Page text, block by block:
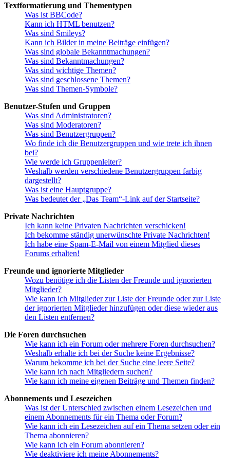
Textformatierung und Thementypen
Was ist BBCode?
Kann ich HTML benutzen?
Was sind Smileys?
Kann ich Bilder in meine Beiträge einfügen?
Was sind globale Bekanntmachungen?
Was sind Bekanntmachungen?
Was sind wichtige Themen?
Was sind geschlossene Themen?
Was sind Themen-Symbole?
Benutzer-Stufen und Gruppen
Was sind Administratoren?
Was sind Moderatoren?
Was sind Benutzergruppen?
Wo finde ich die Benutzergruppen und wie trete ich ihnen
bei?
Wie werde ich Gruppenleiter?
Weshalb werden verschiedene Benutzergruppen farbig
dargestellt?
Was ist eine Hauptgruppe?
Was bedeutet der „Das Team“-Link auf der Startseite?
Private Nachrichten
Ich kann keine Privaten Nachrichten verschicken!
Ich bekomme ständig unerwünschte Private Nachrichten!
Ich habe eine Spam-E-Mail von einem Mitglied dieses
Forums erhalten!
Freunde und ignorierte Mitglieder
Wozu benötige ich die Listen der Freunde und ignorierten
Mitglieder?
Wie kann ich Mitglieder zur Liste der Freunde oder zur Liste
der ignorierten Mitglieder hinzufügen oder diese wieder aus
den Listen entfernen?
Die Foren durchsuchen
Wie kann ich ein Forum oder mehrere Foren durchsuchen?
Weshalb erhalte ich bei der Suche keine Ergebnisse?
Warum bekomme ich bei der Suche eine leere Seite?
Wie kann ich nach Mitgliedern suchen?
Wie kann ich meine eigenen Beiträge und Themen finden?
Abonnements und Lesezeichen
Was ist der Unterschied zwischen einem Lesezeichen und
einem Abonnements für ein Thema oder Forum?
Wie kann ich ein Lesezeichen auf ein Thema setzen oder ein
Thema abonnieren?
Wie kann ich ein Forum abonnieren?
Wie deaktiviere ich meine Abonnements?